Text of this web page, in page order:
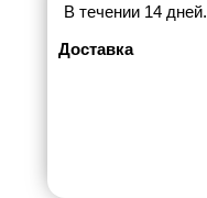
В течении 14 дней.
Доставка